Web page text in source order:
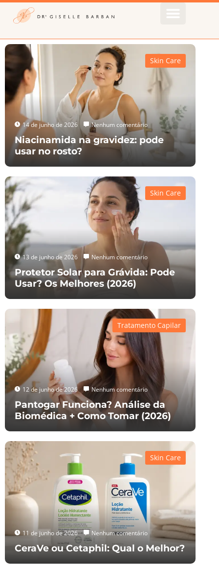
14 de junho de 2026 Nenhum comentário
Niacinamida na gravidez: pode
usar no rosto?
Skin Care
13 de junho de 2026 Nenhum comentário
Protetor Solar para Grávida: Pode
Usar? Os Melhores (2026)
Skin Care
12 de junho de 2026 Nenhum comentário
Pantogar Funciona? Análise da
Biomédica + Como Tomar (2026)
Tratamento Capilar
11 de junho de 2026 Nenhum comentário
CeraVe ou Cetaphil: Qual o Melhor?
Skin Care